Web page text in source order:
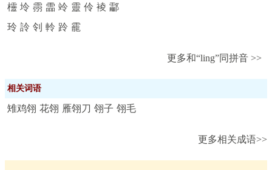
欞 坽 霛 霝 竛 靈 伶 裬 酃
玲 詅 刢 軨 跉 靇
更多和“ling”同拼音 >>
相关词语
雉鸡翎 花翎 雁翎刀 翎子 翎毛
更多相关成语>>